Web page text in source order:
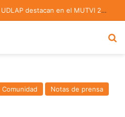
Estudiantes STEM de la UDLAP destacan en el MUTVI 2026
Comunidad
Notas de prensa